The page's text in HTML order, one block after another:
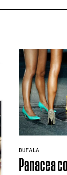
BUFALA
Panacea